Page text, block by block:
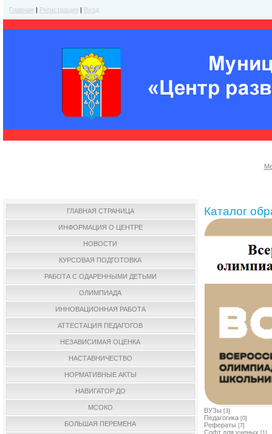
Главная | Регистрация | Вход
ГЛАВНАЯ СТРАНИЦА
ИНФОРМАЦИЯ О ЦЕНТРЕ
НОВОСТИ
КУРСОВАЯ ПОДГОТОВКА
РАБОТА С ОДАРЕННЫМИ ДЕТЬМИ
ОЛИМПИАДА
ИННОВАЦИОННАЯ РАБОТА
АТТЕСТАЦИЯ ПЕДАГОГОВ
НЕЗАВИСИМАЯ ОЦЕНКА
НАСТАВНИЧЕСТВО
НОРМАТИВНЫЕ АКТЫ
НАВИГАТОР ДО
МСОКО
БОЛЬШАЯ ПЕРЕМЕНА
Каталог
ВУЗы [3]
Педагогика [0]
Рефераты [7]
Софт для ученых [1]